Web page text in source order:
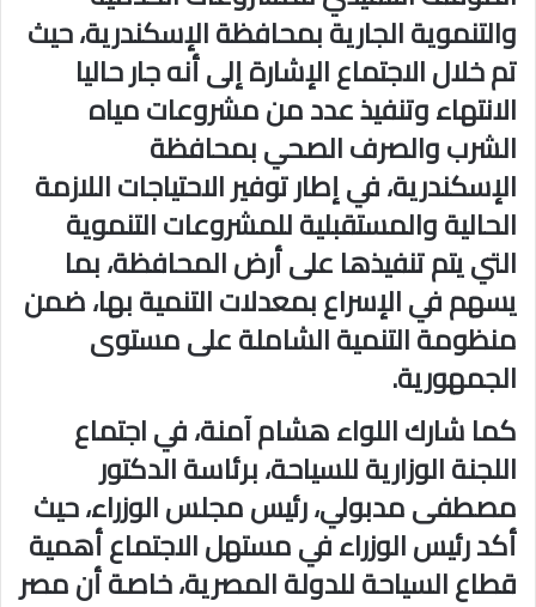
والتنموية الجارية بمحافظة الإسكندرية، حيث
تم خلال الاجتماع الإشارة إلى أنه جار حاليا
الانتهاء وتنفيذ عدد من مشروعات مياه
الشرب والصرف الصحي بمحافظة
الإسكندرية، في إطار توفير الاحتياجات اللازمة
الحالية والمستقبلية للمشروعات التنموية
التي يتم تنفيذها على أرض المحافظة، بما
يسهم في الإسراع بمعدلات التنمية بها، ضمن
منظومة التنمية الشاملة على مستوى
الجمهورية.
كما شارك اللواء هشام آمنة، في اجتماع
اللجنة الوزارية للسياحة، برئاسة الدكتور
مصطفى مدبولي، رئيس مجلس الوزراء، حيث
أكد رئيس الوزراء في مستهل الاجتماع أهمية
قطاع السياحة للدولة المصرية، خاصة أن مصر